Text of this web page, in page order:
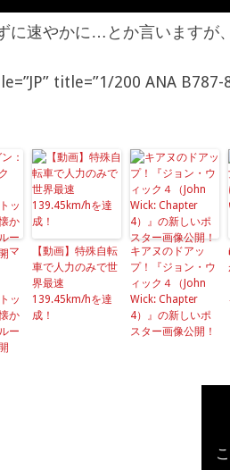
に速やかに…とか言いますが
title=”1/200 ANA B787-
マ
ッ
か
ー
【動画】特殊自転
車で人力のみで世
界最速
139.45km/hを達
成！
キアヌのドアッ
プ！『ジョン・ウ
ィック４（John
Wick: Chapter
4）』の新しいポ
スター画像公開！